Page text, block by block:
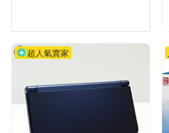
超人氣賣家